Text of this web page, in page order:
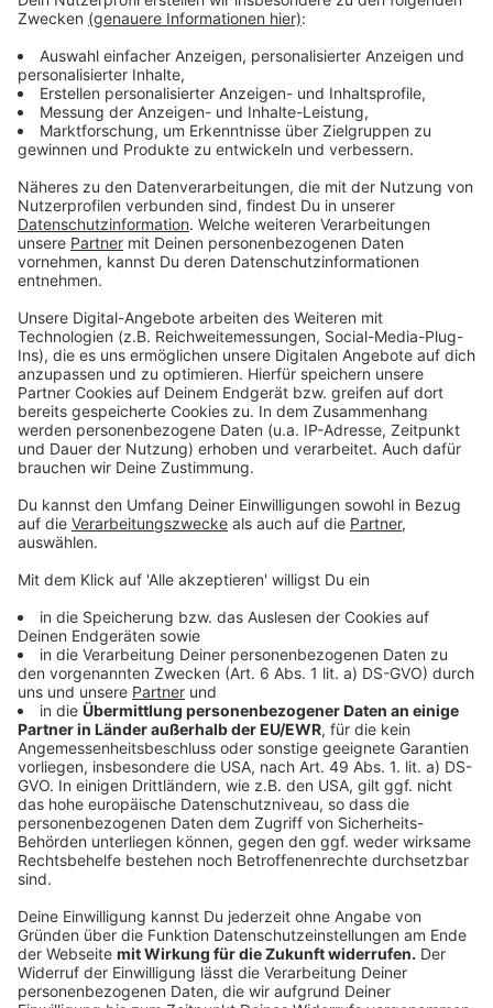
Linzer HAK teilt falsche Matura aus